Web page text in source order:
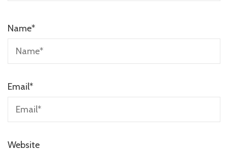
Name*
Email*
Website